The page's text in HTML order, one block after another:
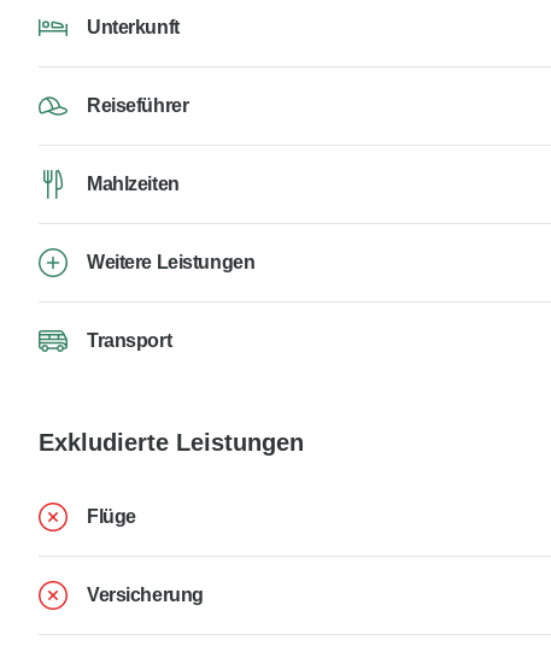
Unterkunft
Reiseführer
Mahlzeiten
Weitere Leistungen
Transport
Exkludierte Leistungen
Flüge
Versicherung